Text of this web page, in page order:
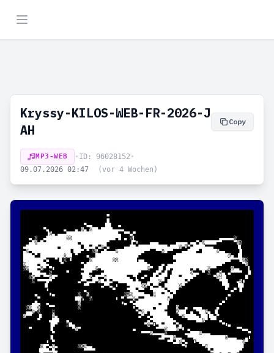
Kryssy-KILOS-WEB-FR-2026-J
AH
Copy
MP3-WEB • ID: 96028152 •
09.07.2026 02:47
(vor 4 Wochen)